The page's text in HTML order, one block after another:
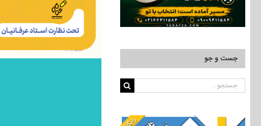
جست و جو
جستجو